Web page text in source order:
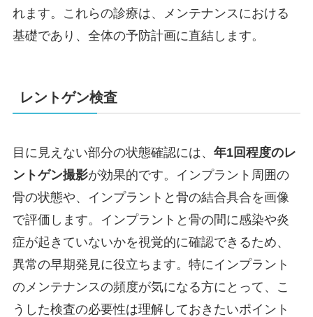
れます。これらの診療は、メンテナンスにおける
基礎であり、全体の予防計画に直結します。
レントゲン検査
目に見えない部分の状態確認には、 年1回程度のレ
ントゲン撮影が効果的です。インプラント周囲の
骨の状態や、インプラントと骨の結合具合を画像
で評価します。インプラントと骨の間に感染や炎
症が起きていないかを視覚的に確認できるため、
異常の早期発見に役立ちます。特にインプラント
のメンテナンスの頻度が気になる方にとって、こ
うした検査の必要性は理解しておきたいポイント